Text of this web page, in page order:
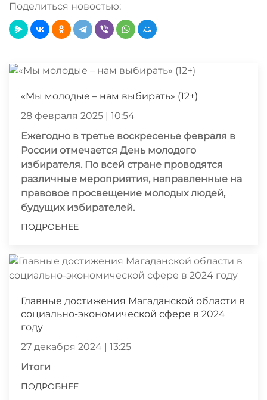
Поделиться новостью:
«Мы молодые – нам выбирать» (12+)
28 февраля 2025 | 10:54
Ежегодно в третье воскресенье февраля в
России отмечается День молодого
избирателя. По всей стране проводятся
различные мероприятия, направленные на
правовое просвещение молодых людей,
будущих избирателей.
ПОДРОБНЕЕ
Главные достижения Магаданской области в
социально-экономической сфере в 2024
году
27 декабря 2024 | 13:25
Итоги
ПОДРОБНЕЕ